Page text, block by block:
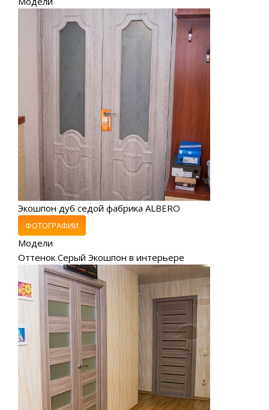
Экошпон дуб седой фабрика ALBERO
ФОТОГРАФИИ
Модели
Оттенок Серый Экошпон в интерьере